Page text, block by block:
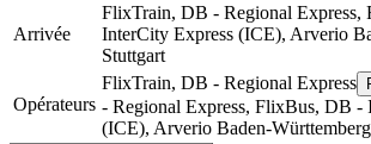
Arrivée
FlixTrain, DB - Regional Express,
InterCity Express (ICE), Arverio
Stuttgart
Opérateurs
FlixTrain, DB - Regional Express
- Regional Express, FlixBus, DB -
(ICE), Arverio Baden-Württemberg
© CARTO, ©